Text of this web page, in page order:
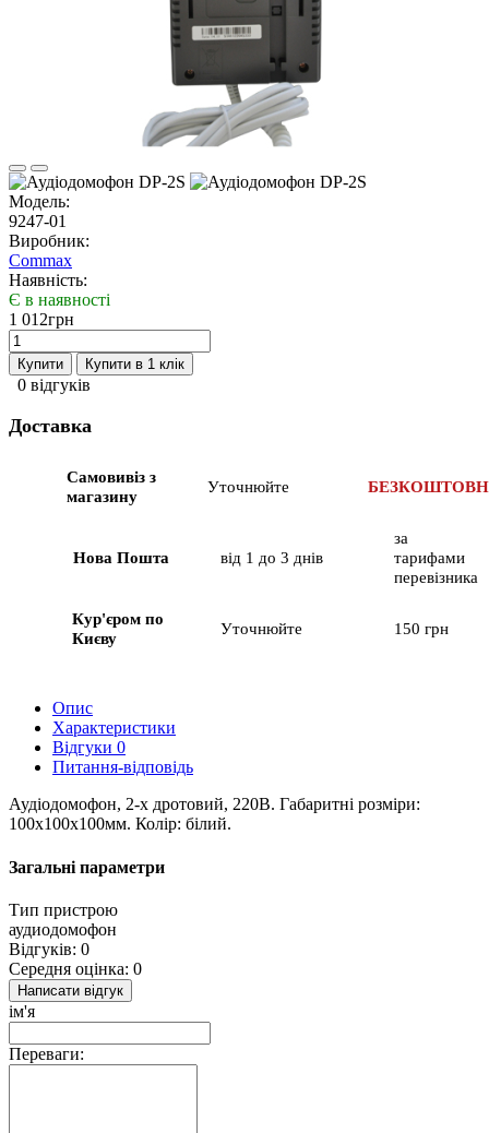
Модель:
9247-01
Виробник:
Commax
Наявність:
Є в наявності
1 012грн
Купити Купити в 1 клік
0 відгуків
Доставка
Самовивіз з
магазину
Уточнюйте
Нова Пошта від 1 до 3 днів
за
тарифами
перевізника
Кур'єром по
Києву
Уточнюйте 150 грн
Опис
Характеристики
Відгуки 0
Питання-відповідь
Аудіодомофон, 2-х дротовий, 220В. Габаритні розміри:
100х100х100мм. Колір: білий.
Загальні параметри
Тип пристрою
аудиодомофон
Відгуків: 0
Середня оцінка: 0
Написати відгук
ім'я
Переваги: